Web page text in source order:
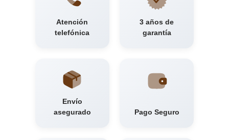
Atención
telefónica
3 años de
garantía
Envío
asegurado
Pago Seguro